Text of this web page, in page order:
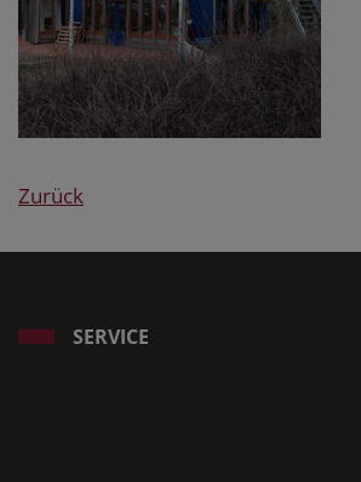
Zurück
SERVICE